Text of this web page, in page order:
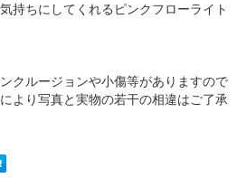
持ちにしてくれるピンクフローライト
クルージョンや小傷等がありますので
より写真と実物の若干の相違はご了承